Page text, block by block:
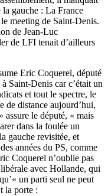
la gauche : La France
meeting de Saint-Denis.
de Jean-Luc
de LFI tenait d’ailleurs
Eric Coquerel, député
Saint-Denis car c’était un
et tout le spectre, le
de distance aujourd’hui,
assure le député, « mais
dans la foulée un
gauche revisitée, et
années du PS, comme
Coquerel n’oublie pas
avec Hollande, qui
un parti seul ne peut
la porte :